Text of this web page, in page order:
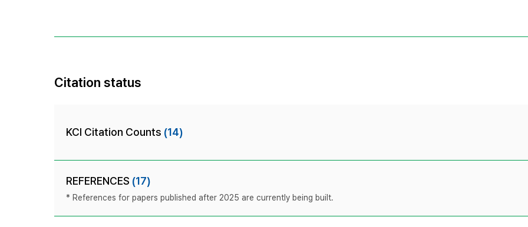
Citation status
KCI Citation Counts (14)
REFERENCES (17)
* References for papers published after 2025 are currently being built.